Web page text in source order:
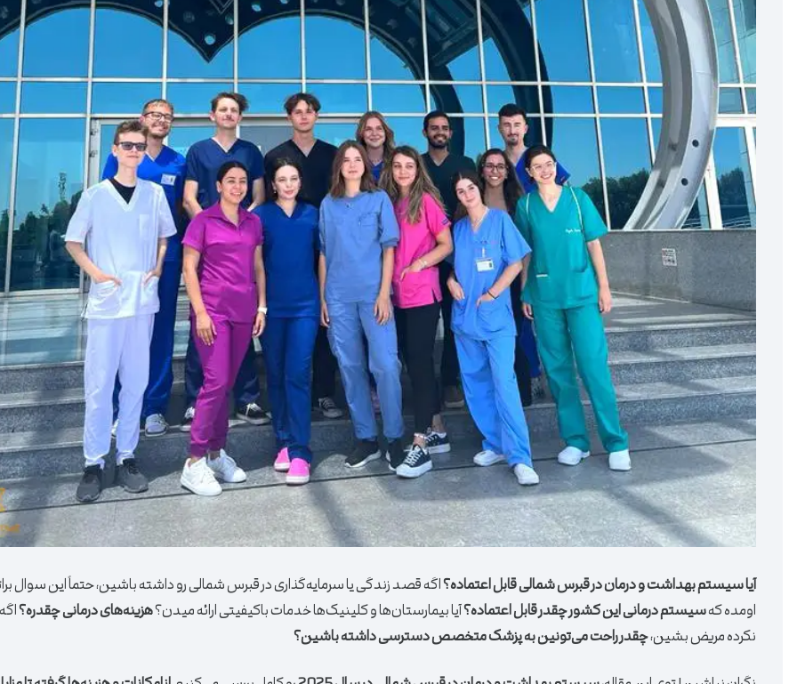
آیا سیستم بهداشت و درمان در قبرس شمالی قابل اعتماده؟اگه قصد زندگی یا سرمایه‌گذاری در قبرس شمالی رو داشته باشین، حتماً این سوال
اومده کهسیستم درمانی این کشور چقدر قابل اعتماده؟آیا بیمارستان‌ها و کلینیک‌ها خدمات باکیفیتی ارائه میدن؟هزینه‌های درمانی چقدره؟
نکرده مریض بشین،چقدر راحت می‌تونین به پزشک متخصص دسترسی داشته باشین؟